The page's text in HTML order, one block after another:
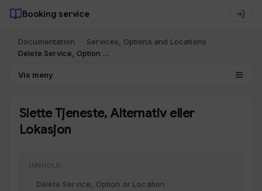
Booking service
Documentation
Services, Options and Locations
Delete Service, Option or Location
Vis meny
Slette Tjeneste, Alternativ eller
Lokasjon
INNHOLD
Delete Service, Option or Location